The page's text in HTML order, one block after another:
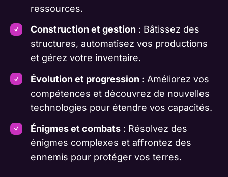
ressources.
Construction et gestion : Bâtissez des
structures, automatisez vos productions
et gérez votre inventaire.
Évolution et progression : Améliorez vos
compétences et découvrez de nouvelles
technologies pour étendre vos capacités.
Énigmes et combats: Résolvez des
énigmes complexes et affrontez des
ennemis pour protéger vos terres.